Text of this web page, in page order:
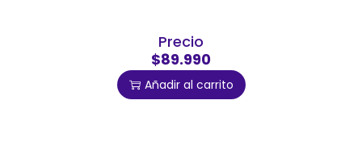
Precio
$89.990
Añadir al carrito